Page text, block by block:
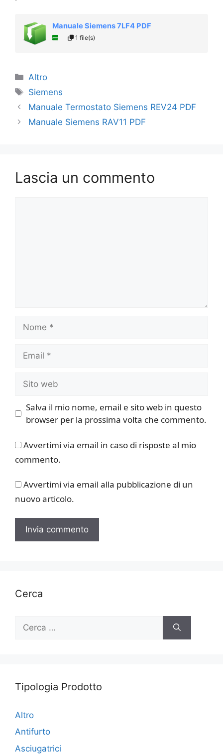
Manuale Siemens 7LF4 PDF
1 file(s)
Categorie
Altro
Tag
Siemens
Manuale Termostato Siemens REV24 PDF
Manuale Siemens RAV11 PDF
Lascia un commento
Nome
Email
Sito
web
Salva il mio nome, email e sito web in questo
browser per la prossima volta che commento.
Avvertimi via email in caso di risposte al mio
commento.
Avvertimi via email alla pubblicazione di un
nuovo articolo.
Cerca
per:
Tipologia Prodotto
Altro
Antifurto
Asciugatrici